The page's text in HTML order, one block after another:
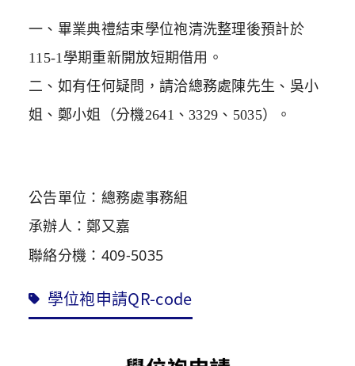
一、畢業典禮結束學位袍清洗整理後預計於
115-1學期重新開放短期借用。
二、如有任何疑問，請洽總務處陳先生、吳小
姐、鄭小姐（分機2641 、3329 、 5035）。
公告單位：總務處事務組
承辦人：鄭又嘉
聯絡分機：409-5035
學位袍申請QR-code